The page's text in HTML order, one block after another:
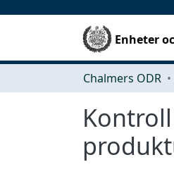
Enheter
Chalmers ODR